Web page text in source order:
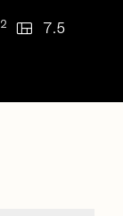
2 view_quilt 7.5